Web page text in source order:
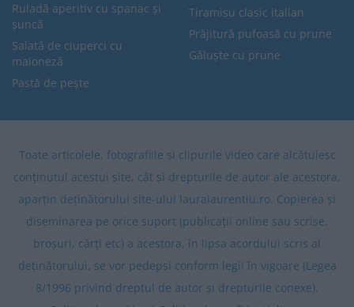
Ruladă aperitiv cu spanac și
șuncă
Salată de ciuperci cu
maioneză
Pastă de pește
Tiramisu clasic italian
Prăjitură pufoasă cu prune
Găluște cu prune
Toate articolele, fotografiile și clipurile video care alcătuiesc
conținutul acestui site, cât și drepturile de autor ale acestora,
aparțin deținătorului site-ului lauralaurentiu.ro. Copierea și
diseminarea pe orice suport (publicații online sau scrise,
broșuri, cărți etc) a acestora, în lipsa acordului scris al
deținătorului, se vor pedepsi conform legii în vigoare (Legea
8/1996 privind dreptul de autor și drepturile conexe).